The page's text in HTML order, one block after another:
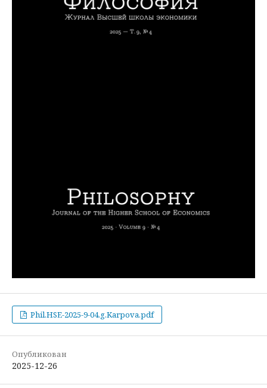
Phil.HSE-2025-9-04.g.Karpova.pdf
Опубликован
2025-12-26